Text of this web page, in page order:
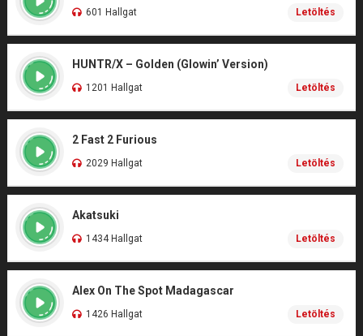
601 Hallgat Letöltés
HUNTR/X – Golden (Glowin’ Version)
1201 Hallgat Letöltés
2 Fast 2 Furious
2029 Hallgat Letöltés
Akatsuki
1434 Hallgat Letöltés
Alex On The Spot Madagascar
1426 Hallgat Letöltés